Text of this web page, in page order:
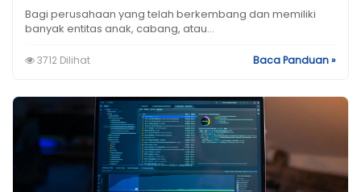
Bagi perusahaan yang telah berkembang dan memiliki
banyak entitas anak, cabang, atau...
3712 Dilihat Baca Panduan »